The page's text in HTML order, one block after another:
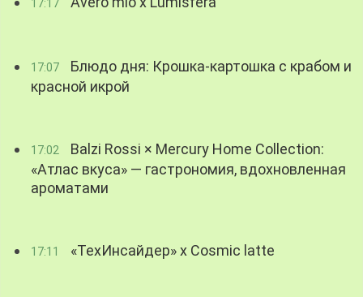
17:17
17:07
Блюдо дня: Крошка-картошка с крабом и
красной икрой
17:02
Balzi Rossi × Mercury Home Collection:
«Атлас вкуса» — гастрономия, вдохновленная
ароматами
17:11 «ТехИнсайдер» х Cosmic latte